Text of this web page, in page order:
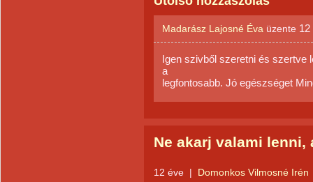
Madarász Lajosné Éva üzente 12
Igen szivből szeretni és szertve
a
legfontosabb. Jó egészséget
Ne akarj valami lenni,
12 éve | Domonkos Vilmosné Irén